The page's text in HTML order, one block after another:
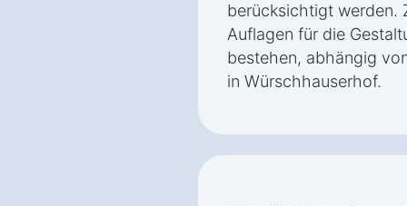
berücksichtigt werden.
Auflagen für die
bestehen, abhängig
in Würschhauserhof.